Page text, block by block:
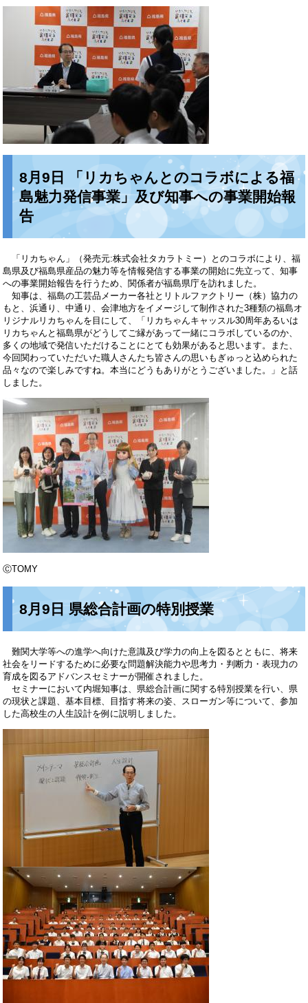
8月9日 「リカちゃんとのコラボによる福
島魅力発信事業」及び知事への事業開始報
告
「リカちゃん」（発売元:株式会社タカラトミー）とのコラボにより、福
島県及び福島県産品の魅力等を情報発信する事業の開始に先立って、知事
への事業開始報告を行うため、関係者が福島県庁を訪れました。
知事は、福島の工芸品メーカー各社とリトルファクトリー（株）協力の
もと、浜通り、中通り、会津地方をイメージして制作された3種類の福島オ
リジナルリカちゃんを目にして、「リカちゃんキャッスル30周年あるいは
リカちゃんと福島県がどうしてご縁があって一緒にコラボしているのか、
多くの地域で発信いただけることにとても効果があると思います。また、
今回関わっていただいた職人さんたち皆さんの思いもぎゅっと込められた
品々なので楽しみですね。本当にどうもありがとうございました。」と話
しました。
ⒸTOMY
8月9日 県総合計画の特別授業
難関大学等への進学へ向けた意識及び学力の向上を図るとともに、将来
社会をリードするために必要な問題解決能力や思考力・判断力・表現力の
育成を図るアドバンスセミナーが開催されました。
セミナーにおいて内堀知事は、県総合計画に関する特別授業を行い、県
の現状と課題、基本目標、目指す将来の姿、スローガン等について、参加
した高校生の人生設計を例に説明しました。